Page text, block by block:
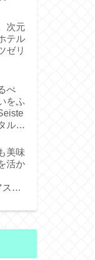
次元
テル
ゼリ
べ
をふ
ルト
美味
活か
テ